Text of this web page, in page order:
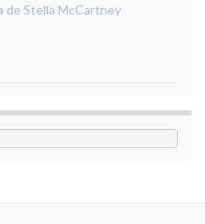
de Stella McCartney